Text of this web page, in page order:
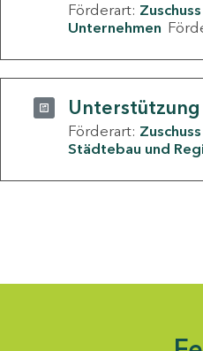
Förderart: Zuschuss
Unternehmen
Förderart: Zuschuss
Städtebau und